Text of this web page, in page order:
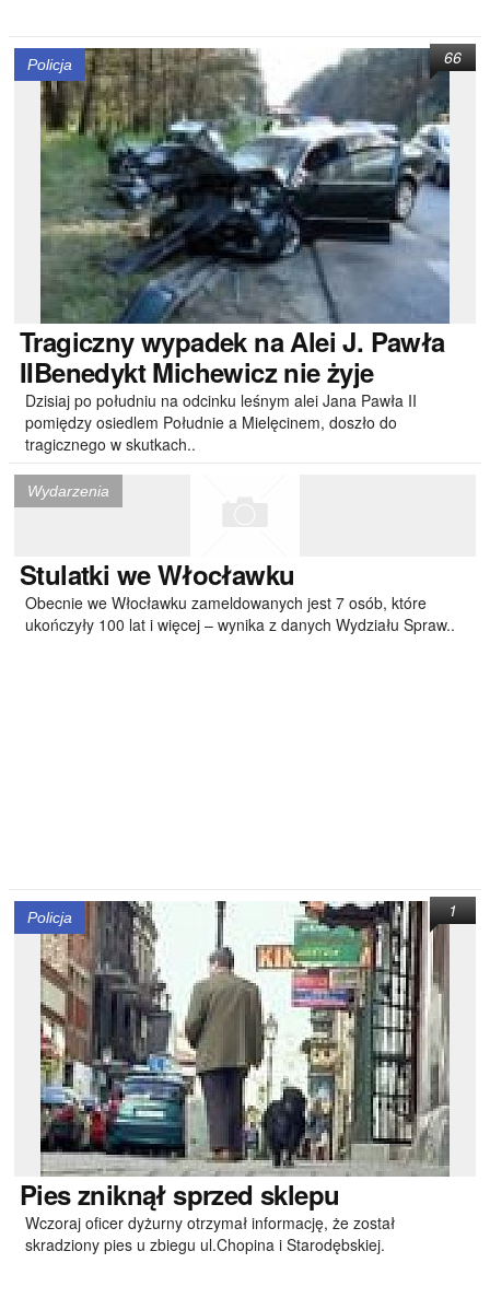
Policja
Tragicznywypadek na Alei J. Pawła
IIBenedykt Michewicz nie żyje
Dzisiaj po południu na odcinku leśnym alei Jana Pawła II
pomiędzy osiedlem Południe a Mielęcinem, doszło do
tragicznego w skutkach..
66
Wydarzenia
Stulatki we Włocławku
Obecnie we Włocławku zameldowanych jest 7 osób, które
ukończyły 100 lat i więcej – wynika z danych Wydziału Spraw..
Policja
Pieszniknął sprzed sklepu
Wczoraj oficer dyżurny otrzymał informację, że został
skradziony pies u zbiegu ul.Chopina i Starodębskiej.
1